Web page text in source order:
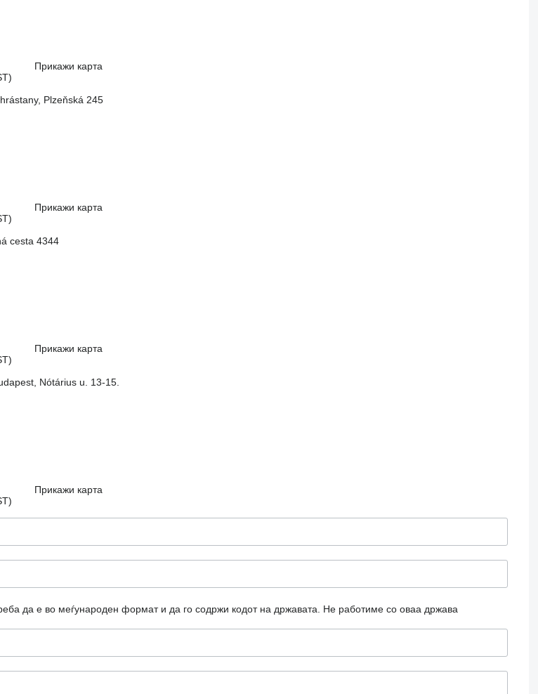
Прикажи карта
Plzeňská 245
Прикажи карта
cesta 4344
Прикажи карта
Nótárius u. 13-15.
Прикажи карта
да е во меѓународен формат и да го содржи кодот на државата. Не работиме со оваа држава